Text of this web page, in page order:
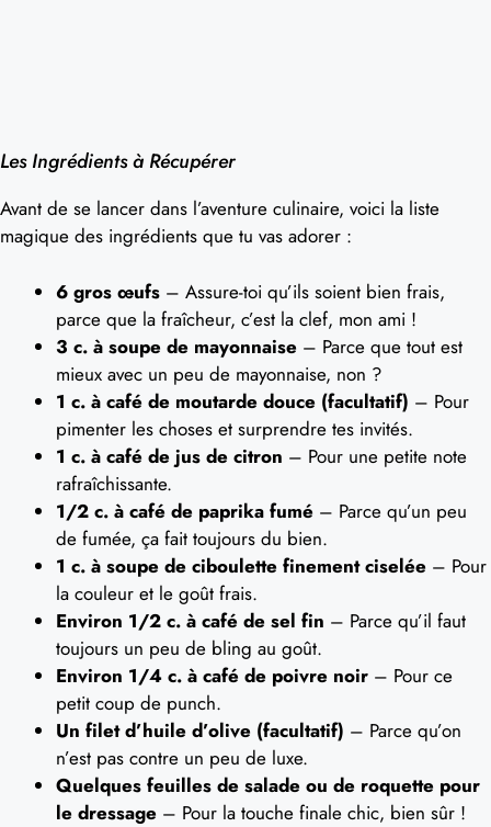
Les Ingrédients à Récupérer
Avant de se lancer dans l’aventure culinaire, voici la liste
magique des ingrédients que tu vas adorer :
6 gros œufs – Assure-toi qu’ils soient bien frais,
parce que la fraîcheur, c’est la clef, mon ami !
3 c. à soupe de mayonnaise – Parce que tout est
mieux avec un peu de mayonnaise, non ?
1 c. à café de moutarde douce (facultatif) – Pour
pimenter les choses et surprendre tes invités.
1 c. à café de jus de citron – Pour une petite note
rafraîchissante.
1/2 c. à café de paprika fumé – Parce qu’un peu
de fumée, ça fait toujours du bien.
1 c. à soupe de ciboulette finement ciselée – Pour
la couleur et le goût frais.
Environ 1/2 c. à café de sel fin – Parce qu’il faut
toujours un peu de bling au goût.
Environ 1/4 c. à café de poivre noir – Pour ce
petit coup de punch.
Un filet d’huile d’olive (facultatif) – Parce qu’on
n’est pas contre un peu de luxe.
Quelques feuilles de salade ou de roquette pour
le dressage – Pour la touche finale chic, bien sûr !